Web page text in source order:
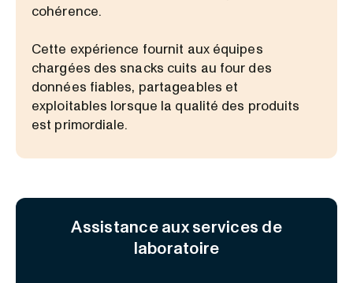
cohérence.
Cette expérience fournit aux équipes
chargées des snacks cuits au four des
données fiables, partageables et
exploitables lorsque la qualité des produits
est primordiale.
Assistance aux services de
laboratoire